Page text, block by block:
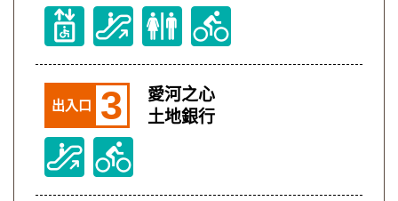
出入口 3
愛河之心
土地銀行